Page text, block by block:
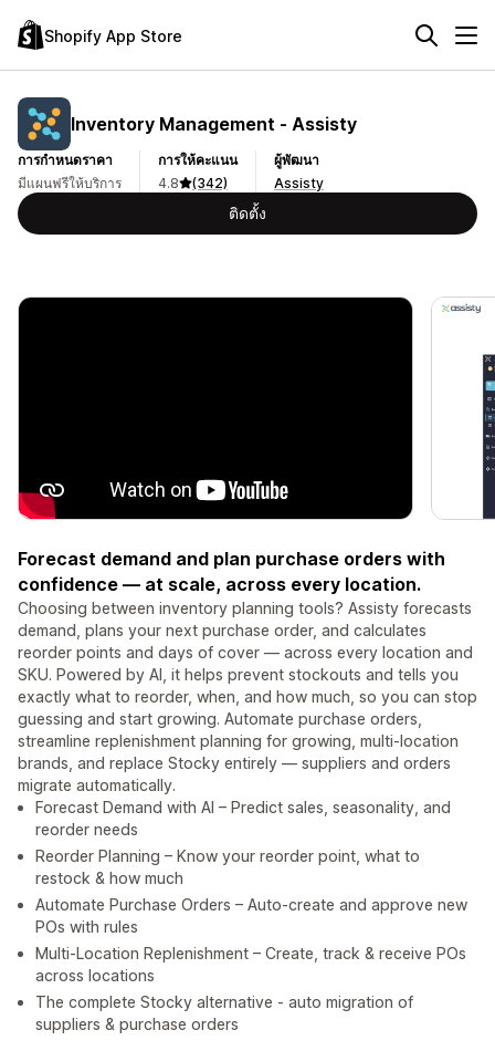
Shopify App Store
Inventory Management ‑ Assisty
การกำหนดราคา
มีแผนฟรีให้บริการ
การให้คะแนน
4.8
(342)
ผู้พัฒนา
Assisty
ติดตั้ง
Forecast demand and plan purchase orders with
confidence — at scale, across every location.
Choosing between inventory planning tools? Assisty forecasts
demand, plans your next purchase order, and calculates
reorder points and days of cover — across every location and
SKU. Powered by AI, it helps prevent stockouts and tells you
exactly what to reorder, when, and how much, so you can stop
guessing and start growing. Automate purchase orders,
streamline replenishment planning for growing, multi-location
brands, and replace Stocky entirely — suppliers and orders
migrate automatically.
Forecast Demand with AI – Predict sales, seasonality, and
reorder needs
Reorder Planning – Know your reorder point, what to
restock & how much
Automate Purchase Orders – Auto-create and approve new
POs with rules
Multi-Location Replenishment – Create, track & receive POs
across locations
The complete Stocky alternative - auto migration of
suppliers & purchase orders